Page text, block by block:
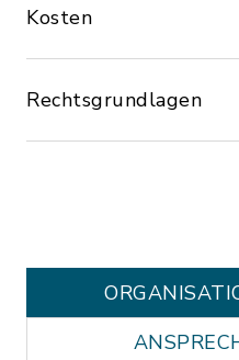
Kosten
Rechtsgrundlagen